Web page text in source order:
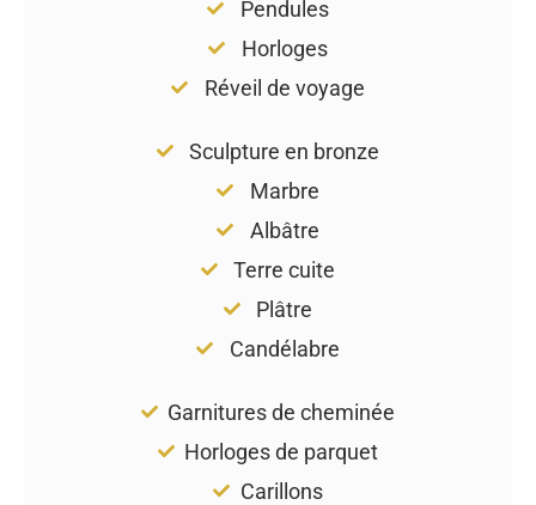
Pendules
Horloges
Réveil de voyage
Sculpture en bronze
Marbre
Albâtre
Terre cuite
Plâtre
Candélabre
Garnitures de cheminée
Horloges de parquet
Carillons